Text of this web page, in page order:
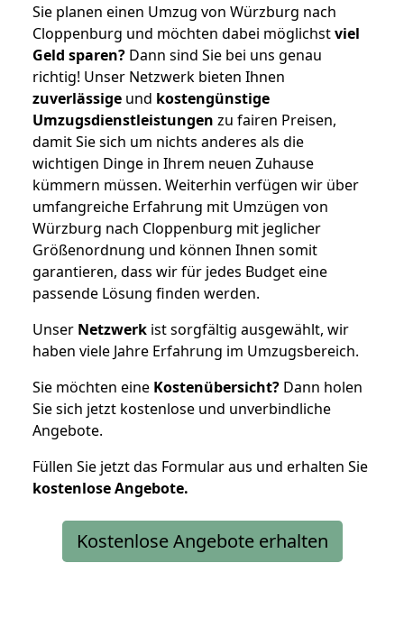
Sie planen einen Umzug von Würzburg nach
Cloppenburg und möchten dabei möglichstviel
Geld sparen? Dann sind Sie bei uns genau
richtig! Unser Netzwerk bieten Ihnen
zuverlässige und kostengünstige
Umzugsdienstleistungen zu fairen Preisen,
damit Sie sich um nichts anderes als die
wichtigen Dinge in Ihrem neuen Zuhause
kümmern müssen. Weiterhin verfügen wir über
umfangreiche Erfahrung mit Umzügen von
Würzburg nach Cloppenburg mit jeglicher
Größenordnung und können Ihnen somit
garantieren, dass wir für jedes Budget eine
passende Lösung finden werden.
Unser Netzwerk ist sorgfältig ausgewählt, wir
haben viele Jahre Erfahrung im Umzugsbereich.
Sie möchten eine Kostenübersicht? Dann holen
Sie sich jetzt kostenlose und unverbindliche
Angebote.
Füllen Sie jetzt das Formular aus und erhalten Sie
kostenloseAngebote.
Kostenlose Angebote erhalten